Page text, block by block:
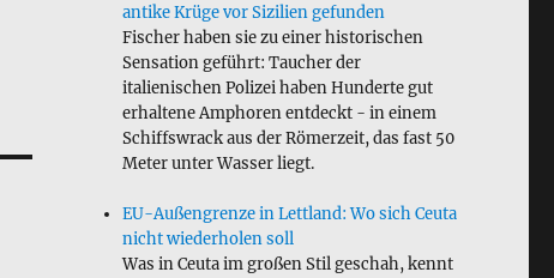
antike Krüge vor Sizilien gefunden
Fischer haben sie zu einer historischen
Sensation geführt: Taucher der
italienischen Polizei haben Hunderte gut
erhaltene Amphoren entdeckt - in einem
Schiffswrack aus der Römerzeit, das fast 50
Meter unter Wasser liegt.
EU-Außengrenze in Lettland: Wo sich Ceuta
nicht wiederholen soll
Was in Ceuta im großen Stil geschah, kennt